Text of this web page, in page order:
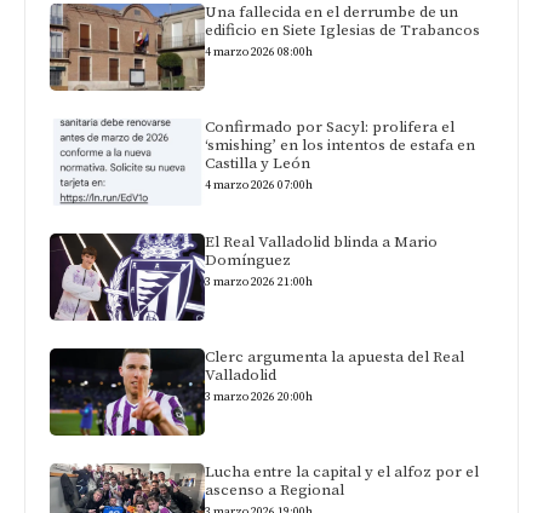
Una fallecida en el derrumbe de un
edificio en Siete Iglesias de Trabancos
4 marzo 2026 08:00h
Confirmado por Sacyl: prolifera el
‘smishing’ en los intentos de estafa en
Castilla y León
4 marzo 2026 07:00h
El Real Valladolid blinda a Mario
Domínguez
3 marzo 2026 21:00h
Clerc argumenta la apuesta del Real
Valladolid
3 marzo 2026 20:00h
Lucha entre la capital y el alfoz por el
ascenso a Regional